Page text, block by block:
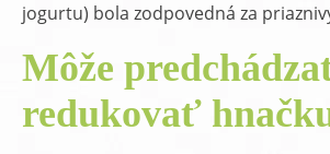
jogurtu) bola zodpovedná za
Môže
redukovať